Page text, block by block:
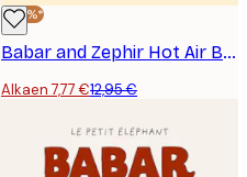
-40%*
Babar and Zephir Hot Air Balloon Juliste
Alkaen 7,77 €12,95 €